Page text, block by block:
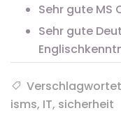
Sehr gute MS
Sehr gute
isms, IT, sicherheit